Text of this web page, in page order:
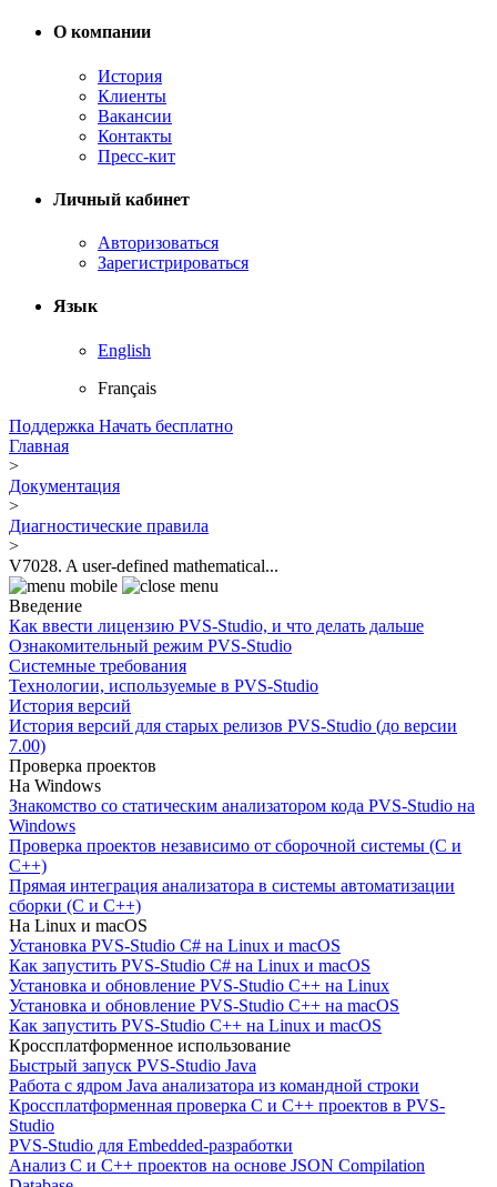
О компании
История
Клиенты
Вакансии
Контакты
Пресс-кит
Личный кабинет
Авторизоваться
Зарегистрироваться
Язык
English
Français
Поддержка Начать бесплатно
Главная
>
Документация
>
Диагностические правила
>
V7028. A user-defined mathematical...
Введение
Как ввести лицензию PVS-Studio, и что делать дальше
Ознакомительный режим PVS-Studio
Системные требования
Технологии, используемые в PVS-Studio
История версий
История версий для старых релизов PVS-Studio (до версии
7.00)
Проверка проектов
На Windows
Знакомство со статическим анализатором кода PVS-Studio на
Windows
Проверка проектов независимо от сборочной системы (C и
C++)
Прямая интеграция анализатора в системы автоматизации
сборки (C и C++)
На Linux и macOS
Установка PVS-Studio C# на Linux и macOS
Как запустить PVS-Studio C# на Linux и macOS
Установка и обновление PVS-Studio C++ на Linux
Установка и обновление PVS-Studio C++ на macOS
Как запустить PVS-Studio C++ на Linux и macOS
Кроссплатформенное использование
Быстрый запуск PVS-Studio Java
Работа с ядром Java анализатора из командной строки
Кроссплатформенная проверка C и C++ проектов в PVS-
Studio
PVS-Studio для Embedded-разработки
Анализ C и C++ проектов на основе JSON Compilation